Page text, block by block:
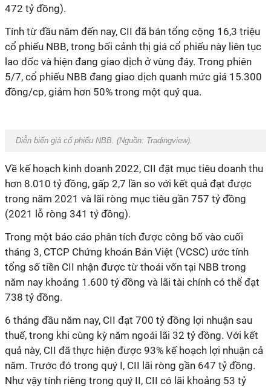
472 tỷ đồng).
Tính từ đầu năm đến nay, CII đã bán tổng cộng 16,3 triệu
cổ phiếu NBB, trong bối cảnh thị giá cổ phiếu này liên tục
lao dốc và hiện đang giao dịch ở vùng đáy. Trong phiên
5/7, cổ phiếu NBB đang giao dịch quanh mức giá 15.300
đồng/cp, giảm hơn 50% trong một quý qua.
Diễn biến giá cổ phiếu NBB. (Nguồn: Tradingview).
Về kế hoạch kinh doanh 2022, CII đặt mục tiêu doanh thu
hơn 8.010 tỷ đồng, gấp 2,7 lần so với kết quả đạt được
trong năm 2021 và lãi ròng mục tiêu gần 757 tỷ đồng
(2021 lỗ ròng 341 tỷ đồng).
Trong một báo cáo phân tích được công bố vào cuối
tháng 3, CTCP Chứng khoán Bản Việt (VCSC) ước tính
tổng số tiền CII nhận được từ thoái vốn tại NBB trong
năm nay khoảng 1.600 tỷ đồng và lãi tài chính có thể đạt
738 tỷ đồng.
6 tháng đầu năm nay, CII đạt 700 tỷ đồng lợi nhuận sau
thuế, trong khi cùng kỳ năm ngoái lãi 32 tỷ đồng. Với kết
quả này, CII đã thực hiện được 93% kế hoạch lợi nhuận cả
năm. Trước đó trong quý I, CII lãi ròng gần 647 tỷ đồng.
Như vậy tính riêng trong quý II, CII có lãi khoảng 53 tỷ